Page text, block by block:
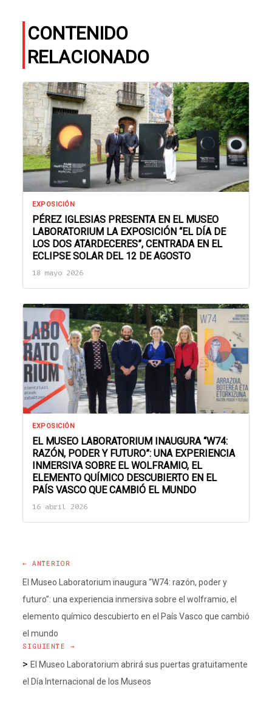
CONTENIDO
RELACIONADO
EXPOSICIÓN
PÉREZ IGLESIAS PRESENTA EN EL MUSEO
LABORATORIUM LA EXPOSICIÓN “EL DÍA DE
LOS DOS ATARDECERES”, CENTRADA EN EL
ECLIPSE SOLAR DEL 12 DE AGOSTO
18 mayo 2026
EXPOSICIÓN
EL MUSEO LABORATORIUM INAUGURA “W74:
RAZÓN, PODER Y FUTURO”: UNA EXPERIENCIA
INMERSIVA SOBRE EL WOLFRAMIO, EL
ELEMENTO QUÍMICO DESCUBIERTO EN EL
PAÍS VASCO QUE CAMBIÓ EL MUNDO
16 abril 2026
← ANTERIOR
El Museo Laboratorium inaugura “W74: razón, poder y
futuro”: una experiencia inmersiva sobre el wolframio, el
elemento químico descubierto en el País Vasco que cambió
el mundo
SIGUIENTE →
> El Museo Laboratorium abrirá sus puertas gratuitamente
el Día Internacional de los Museos